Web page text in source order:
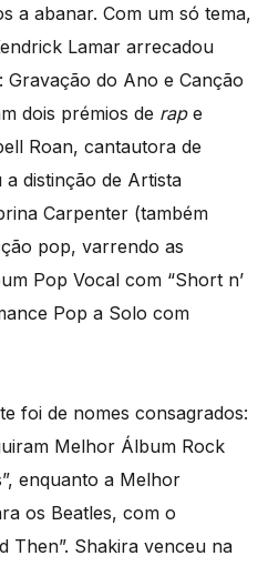
a abanar. Com um só tema,
Lamar arrecadou
Gravação do Ano e Canção
dois prémios de rap e
Roan, cantautora de
a distinção de Artista
Carpenter (também
pop, varrendo as
Pop Vocal com “Short n’
Pop a Solo com
foi de nomes consagrados:
Melhor Álbum Rock
enquanto a Melhor
os Beatles, com o
Then”. Shakira venceu na